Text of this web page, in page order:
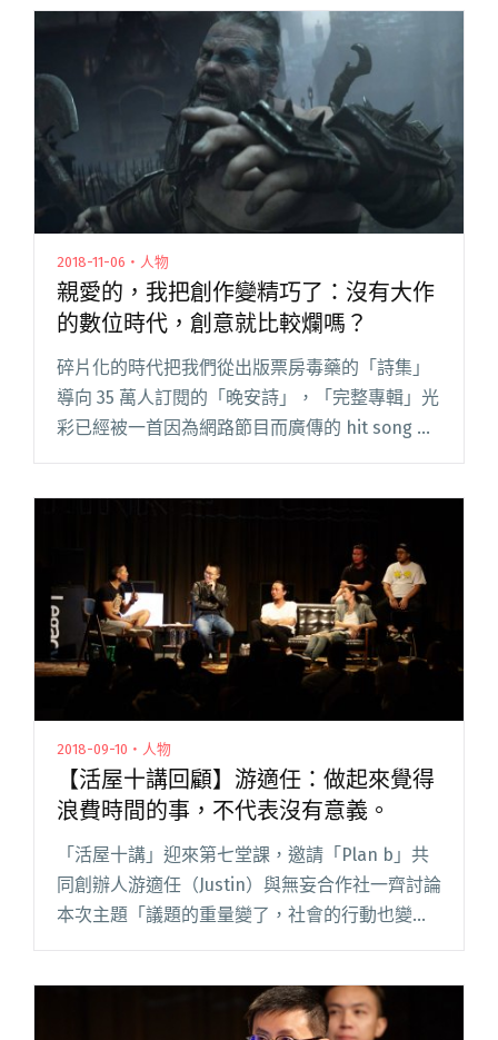
閱讀全文 "「關了五年，開放一天。」地下社會
一夜限定就在「活屋十講」終場派對"
2018-11-06・人物
親愛的，我把創作變精巧了：沒有大作
的數位時代，創意就比較爛嗎？
碎片化的時代把我們從出版票房毒藥的「詩集」
導向 35 萬人訂閱的「晚安詩」，「完整專輯」光
彩已經被一首因為網路節目而廣傳的 hit song 取
而代之，快剩下只有作品集的功能，隔壁棚遊戲
2018-09-10・人物
【活屋十講回顧】游適任：做起來覺得
浪費時間的事，不代表沒有意義。
「活屋十講」迎來第七堂課，邀請「Plan b」共
同創辦人游適任（Justin）與無妄合作社一齊討論
本次主題「議題的重量變了，社會的行動也變了
嗎」。主持人小樹開場著表明主題，每日睜開
溫層」在臉書演算法閱讀全文 "【活屋十講回
顧】游適任：做起來覺得浪費時間的事，不代表